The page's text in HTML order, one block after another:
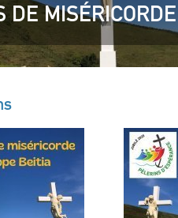
DE MISÉRICORDE